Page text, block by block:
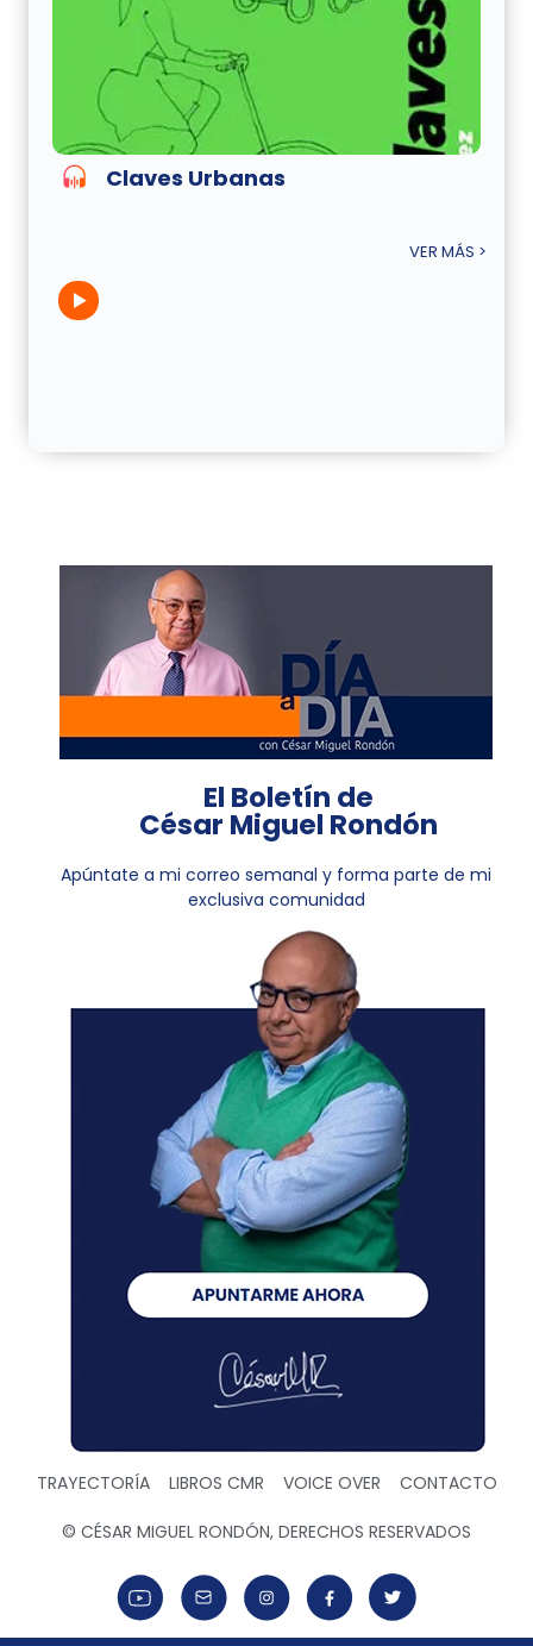
Claves Urbanas
VER MÁS >
El Boletín de
César Miguel Rondón
Apúntate a mi correo semanal y forma parte de mi
exclusiva comunidad
TRAYECTORÍA LIBROS CMR VOICE OVER CONTACTO
© CÉSAR MIGUEL RONDÓN, DERECHOS RESERVADOS